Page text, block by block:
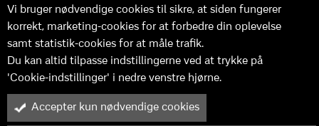
Produkter
Kontakt
os
Historen
bag
MBDK
Hvad gør
os unikke
Bliv en del
af MBDK
Vores
team
Praktik
udvikling
y™ er driftet af MBDK ApS – under MBDK Holding ApS. Tilmeldt
Vi bruger nødvendige cookies til sikre, at siden fungerer
korrekt, marketing-cookies for at forbedre din oplevelse
samt statistik-cookies for at måle trafik.
Du kan altid tilpasse indstillingerne ved at trykke på
'Cookie-indstillinger' i nedre venstre hjørne.
Accepter kun nødvendige cookies